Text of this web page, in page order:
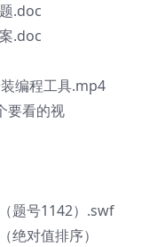
.doc
.doc
编程工具.mp4
要看的视
题号1142）.swf
绝对值排序）